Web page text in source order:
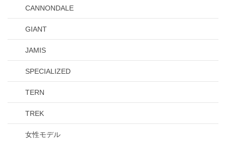
CANNONDALE
GIANT
JAMIS
SPECIALIZED
TERN
TREK
女性モデル